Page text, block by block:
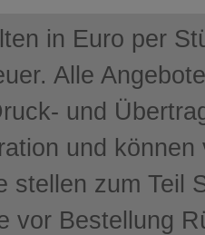
in Euro per
Alle
und
und
stellen zum Teil
vor Bestellung